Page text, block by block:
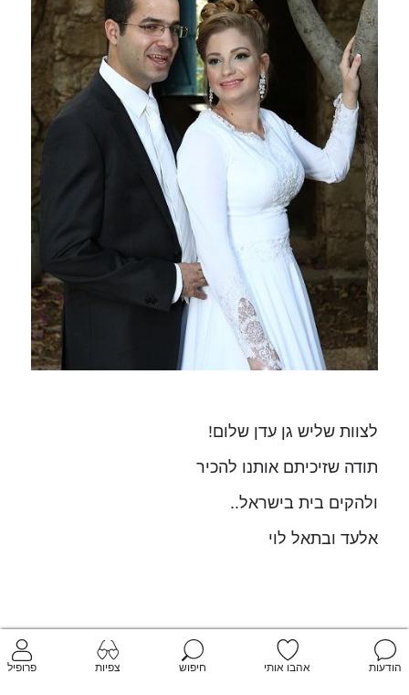
הודעות אהבו אותי חיפוש צפיות פרופיל
לצוות שליש גן עדן שלום!
תודה שזיכיתם אותנו להכיר
ולהקים בית בישראל..
אלעד ובתאל לוי